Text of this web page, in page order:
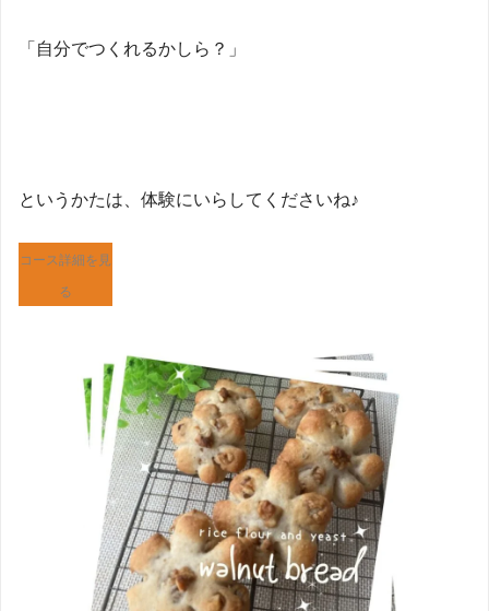
「自分でつくれるかしら？」
というかたは、体験にいらしてくださいね♪
コース詳細を見
る